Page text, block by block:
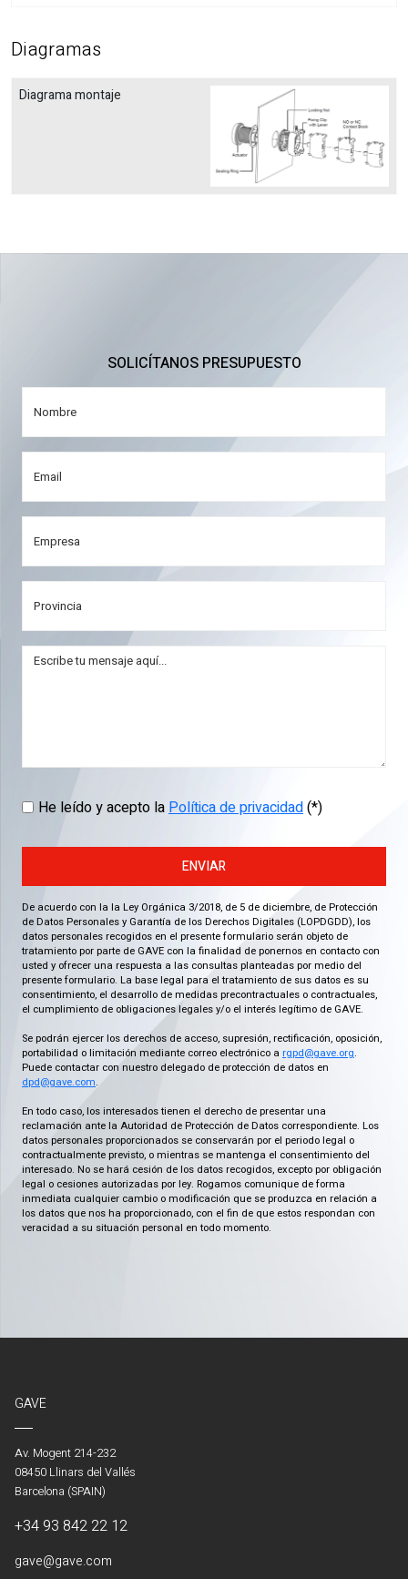
Diagramas
Diagrama montaje
SOLICÍTANOS PRESUPUESTO
He leído y acepto laPolítica de privacidad(*)
ENVIAR
De acuerdo con la la Ley Orgánica 3/2018, de 5 de diciembre, de Protección
de Datos Personales y Garantía de los Derechos Digitales (LOPDGDD), los
datos personales recogidos en el presente formulario serán objeto de
tratamiento por parte de GAVE con la finalidad de ponernos en contacto con
usted y ofrecer una respuesta a las consultas planteadas por medio del
presente formulario. La base legal para el tratamiento de sus datos es su
consentimiento, el desarrollo de medidas precontractuales o contractuales,
el cumplimiento de obligaciones legales y/o el interés legítimo de GAVE.
Se podrán ejercer los derechos de acceso, supresión, rectificación, oposición,
portabilidad o limitación mediante correo electrónico a rgpd@gave.org.
Puede contactar con nuestro delegado de protección de datos en
dpd@gave.com.
En todo caso, los interesados tienen el derecho de presentar una
reclamación ante la Autoridad de Protección de Datos correspondiente. Los
datos personales proporcionados se conservarán por el periodo legal o
contractualmente previsto, o mientras se mantenga el consentimiento del
interesado. No se hará cesión de los datos recogidos, excepto por obligación
legal o cesiones autorizadas por ley. Rogamos comunique de forma
inmediata cualquier cambio o modificación que se produzca en relación a
los datos que nos ha proporcionado, con el fin de que estos respondan con
veracidad a su situación personal en todo momento.
GAVE
Av. Mogent 214-232
08450 Llinars del Vallés
Barcelona (SPAIN)
+34 93 842 22 12
gave@gave.com